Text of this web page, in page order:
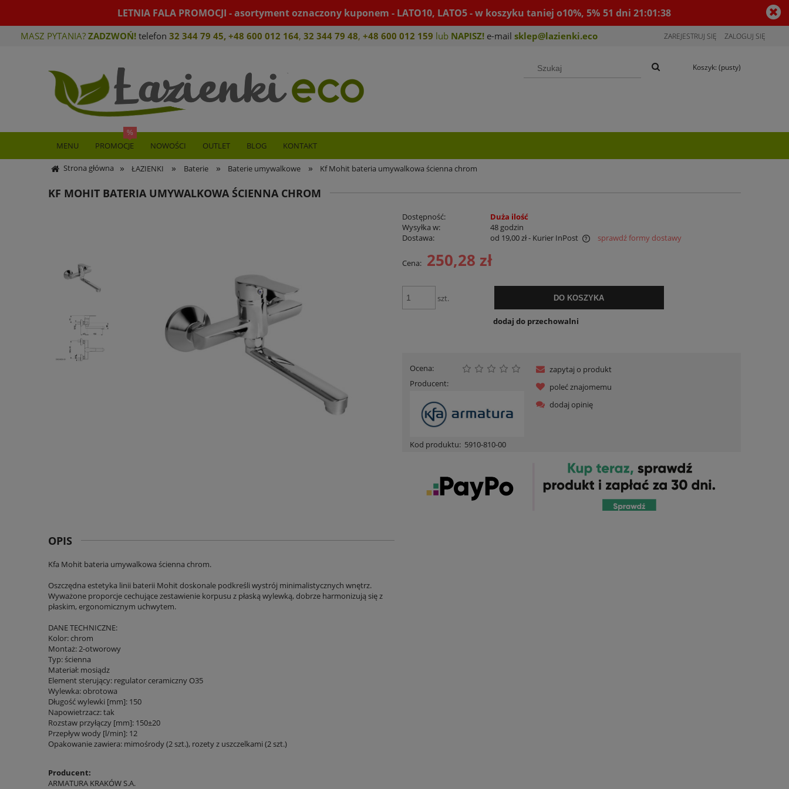
LETNIA FALA PROMOCJI - asortyment oznaczony kuponem - LATO10, LATO5 - w koszyku taniej o10%, 5% 51 dni21:01:37
MASZ PYTANIA? ZADZWOŃ! telefon 32 344 79 45, +48 600 012 164, 32 344 79 48, +48 600 012 159 lub NAPISZ! e-mail sklep@lazienki.eco ZAREJESTRUJ SIĘ ZALOGUJ SIĘ
Koszyk: (pusty)
MENU PROMOCJE NOWOŚCI OUTLET BLOG KONTAKT
Strona główna » ŁAZIENKI » Baterie » Baterie umywalkowe » Kf Mohit bateria umywalkowa ścienna chrom
KF MOHIT BATERIA UMYWALKOWA ŚCIENNA CHROM
Dostępność:
Duża ilość
Wysyłka w:
48 godzin
Dostawa:
od 19,00 zł- Kurier InPost
Cena nie zawiera ewentualnych kosztów
sprawdź formy dostawy
Cena: 250,28 zł
szt. DO KOSZYKA
dodaj do przechowalni
Ocena:
Producent:
Kod produktu: 5910-810-00
zapytaj o produkt
poleć znajomemu
dodaj opinię
OPIS
Kfa Mohit bateria umywalkowa ścienna chrom.
Oszczędna estetyka linii baterii Mohit doskonale podkreśli wystrój minimalistycznych wnętrz.
Wyważone proporcje cechujące zestawienie korpusu z płaską wylewką, dobrze harmonizują się z
płaskim, ergonomicznym uchwytem.
DANE TECHNICZNE:
Kolor: chrom
Montaż: 2-otworowy
Typ: ścienna
Materiał: mosiądz
Element sterujący: regulator ceramiczny O35
Wylewka: obrotowa
Długość wylewki [mm]: 150
Napowietrzacz: tak
Rozstaw przyłączy [mm]: 150±20
Przepływ wody [l/min]: 12
Opakowanie zawiera: mimośrody (2 szt.), rozety z uszczelkami (2 szt.)
Producent:
ARMATURA KRAKÓW S.A.